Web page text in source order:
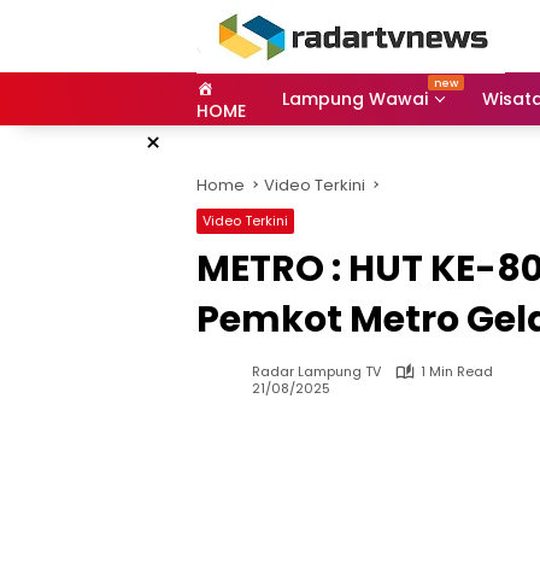
HOME Lampung Wawai
×
Home Video Terkini
Video Terkini
METRO : HUT KE-
Pemkot Metro
Radar Lampung TV
1 Min Read
21/08/2025